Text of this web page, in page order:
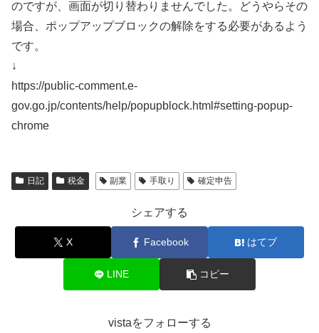
のですが、画面が切り替わりませんでした。どうやらその
場合、ポップアップブロックの解除をする必要があるよう
です。
↓
https://public-comment.e-
gov.go.jp/contents/help/popupblock.html#setting-popup-
chrome
日記 税金 副業 手取り 確定申告
シェアする
X Facebook はてブ
LINE コピー
vistaをフォローする